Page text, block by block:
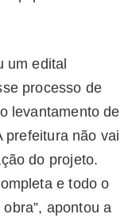
um edital
processo de
levantamento de
prefeitura não vai
do projeto.
e todo o
apontou a